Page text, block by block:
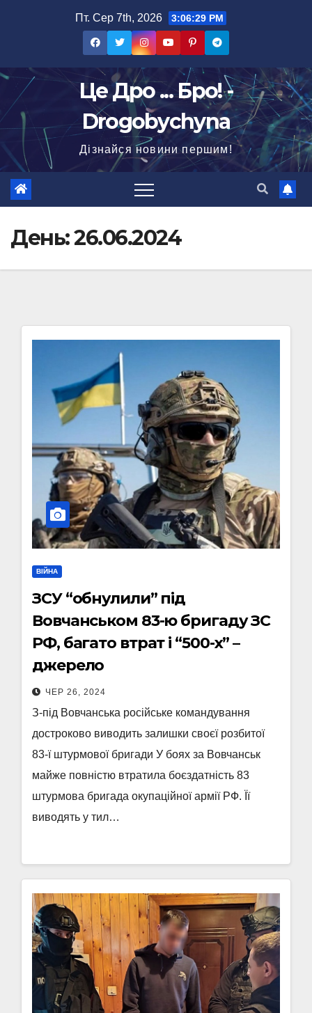
Пт. Сер 7th, 2026 3:06:30 PM
Це Дро ... Бро! -
Drogobychyna
Дізнайся новини першим!
День:26.06.2024
ВІЙНА
ЗСУ “обнулили” під
Вовчанськом 83-ю бригаду ЗС
РФ, багато втрат і “500-х” –
джерело
ЧЕР 26, 2024
З-під Вовчанська російське командування
достроково виводить залишки своєї розбитої
83-ї штурмової бригади У боях за Вовчанськ
майже повністю втратила боєздатність 83
штурмова бригада окупаційної армії РФ. Її
виводять у тил…